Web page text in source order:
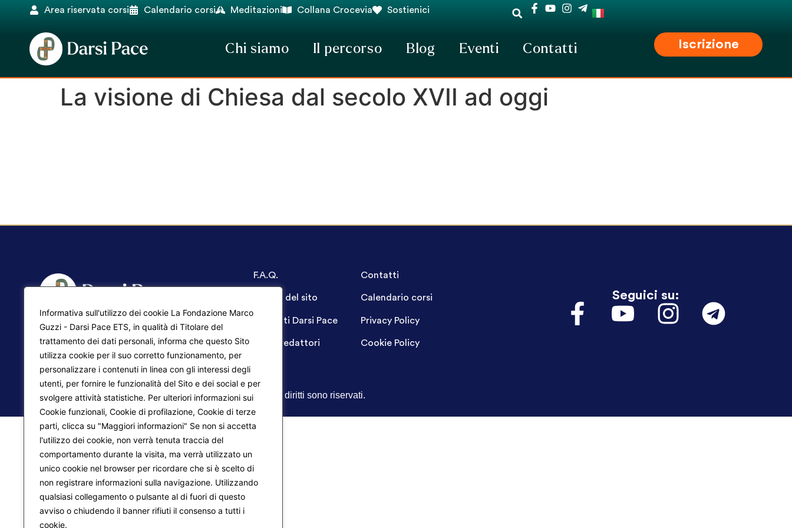
Informativa sull'utilizzo dei cookie La Fondazione Marco
Guzzi - Darsi Pace ETS, in qualità di Titolare del
trattamento dei dati personali, informa che questo Sito
utilizza cookie per il suo corretto funzionamento, per
personalizzare i contenuti in linea con gli interessi degli
utenti, per fornire le funzionalità del Sito e dei social e per
svolgere attività statistiche. Per ulteriori informazioni sui
Cookie funzionali, Cookie di profilazione, Cookie di terze
parti, clicca su "Maggiori informazioni" Se non si accetta
l'utilizzo dei cookie, non verrà tenuta traccia del
comportamento durante la visita, ma verrà utilizzato un
unico cookie nel browser per ricordare che si è scelto di
non registrare informazioni sulla navigazione. Utilizzando
qualsiasi collegamento o pulsante al di fuori di questo
avviso o chiudendo il banner rifiuti il consenso a tutti i
cookie.
Area riservata corsi Calendario corsi Meditazioni Collana Crocevia Sostienici
Chi siamo Il percorso Blog Eventi Contatti Iscrizione
La visione di Chiesa dal secolo XVII ad oggi
Liberazione interiore
Trasformazione del mondo
F.A.Q.
Mappa del sito
Progetti Darsi Pace
Login redattori
Contatti
Calendario corsi
Privacy Policy
Cookie Policy
Seguici su:
© 2026 Fondazione Marco Guzzi – Darsi Pace ETS . Tutti i diritti sono riservati.